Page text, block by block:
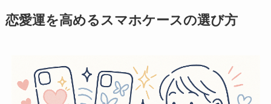
恋愛運を高めるスマホケースの選び方